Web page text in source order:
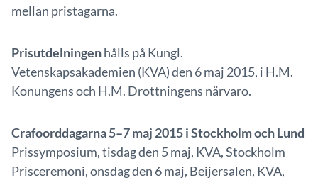
mellan pristagarna.
Prisutdelningenhålls på Kungl.
Vetenskapsakademien (KVA) den 6 maj 2015, i H.M.
Konungens och H.M. Drottningens närvaro.
Crafoorddagarna 5–7 maj 2015 i Stockholm och Lund
Prissymposium, tisdag den 5 maj, KVA, Stockholm
Prisceremoni, onsdag den 6 maj, Beijersalen, KVA,